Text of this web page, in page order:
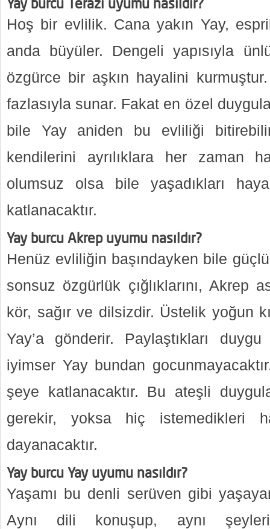
Yay burcu Terazi uyumu nasıldır?
Hoş bir evlilik. Cana yakın Yay,
anda büyüler. Dengeli yapısıyla
özgürce bir aşkın hayalini
fazlasıyla sunar. Fakat en özel
bile Yay aniden bu evliliği
kendilerini ayrılıklara her zaman
olumsuz olsa bile yaşadıkları
katlanacaktır.
Yay burcu Akrep uyumu nasıldır?
Henüz evliliğin başındayken bile
sonsuz özgürlük çığlıklarını, Akrep
kör, sağır ve dilsizdir. Üstelik yoğun
Yay’a gönderir. Paylaştıkları
iyimser Yay bundan
şeye katlanacaktır. Bu ateşli
gerekir, yoksa hiç istemedikleri
dayanacaktır.
Yay burcu Yay uyumu nasıldır?
Yaşamı bu denli serüven gibi
Aynı dili konuşup, aynı